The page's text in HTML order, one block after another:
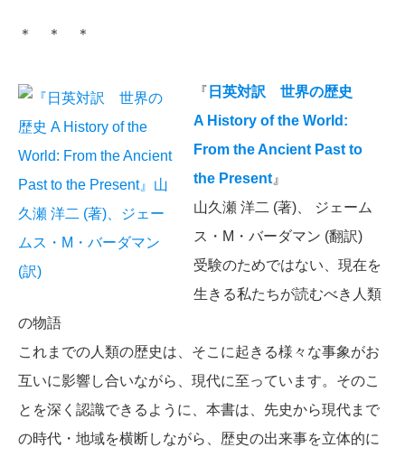
＊ ＊ ＊
『 日英対訳 世界の歴史
A History of the World:
From the Ancient Past to
the Present 』
山久瀬 洋二 (著)、 ジェーム
ス・M・バーダマン (翻訳)
受験のためではない、現在を
生きる私たちが読むべき人類
の物語
これまでの人類の歴史は、そこに起きる様々な事象がお
互いに影響し合いながら、現代に至っています。そのこ
とを深く認識できるように、本書は、先史から現代まで
の時代・地域を横断しながら、歴史の出来事を立体的に